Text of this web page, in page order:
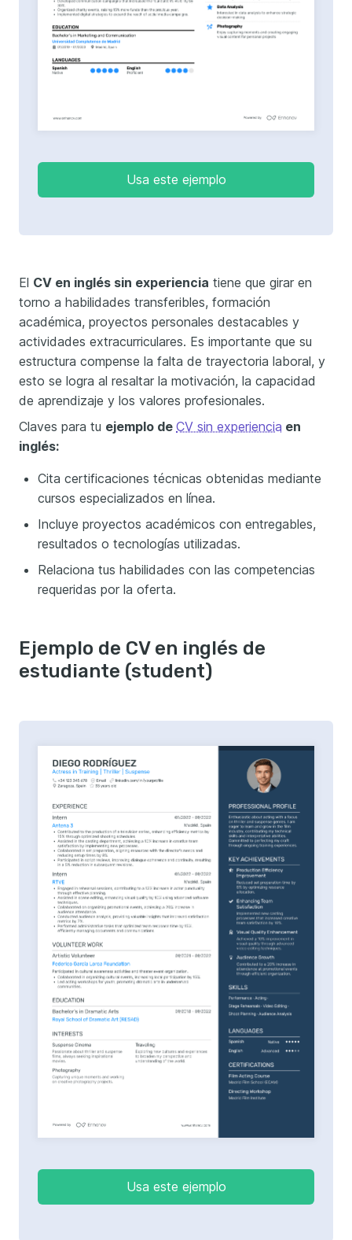
Usa este ejemplo
El CV en inglés sin experiencia tiene que girar en
torno a habilidades transferibles, formación
académica, proyectos personales destacables y
actividades extracurriculares. Es importante que su
estructura compense la falta de trayectoria laboral, y
esto se logra al resaltar la motivación, la capacidad
de aprendizaje y los valores profesionales.
Claves para tu ejemplo de CV sin experiencia en
inglés:
Cita certificaciones técnicas obtenidas mediante
cursos especializados en línea.
Incluye proyectos académicos con entregables,
resultados o tecnologías utilizadas.
Relaciona tus habilidades con las competencias
requeridas por la oferta.
Ejemplo de CV en inglés de
estudiante (student)
Usa este ejemplo